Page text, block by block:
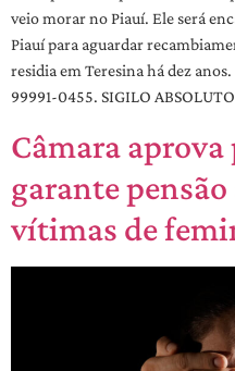
veio morar no Piauí. Ele será
Piauí para aguardar
residia em Teresina há dez
99991-0455. SIGILO
Câmara
garante
vítimas de